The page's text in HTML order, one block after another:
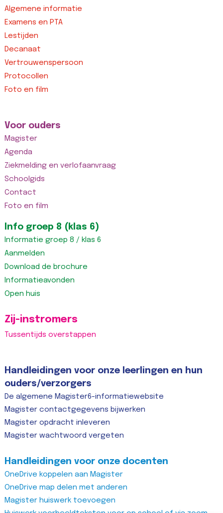
Algemene informatie
Examens en PTA
Lestijden
Decanaat
Vertrouwenspersoon
Protocollen
Foto en film
Voor ouders
Magister
Agenda
Ziekmelding en verlofaanvraag
Schoolgids
Contact
Foto en film
Info groep 8 (klas 6)
Informatie groep 8 / klas 6
Aanmelden
Download de brochure
Informatieavonden
Open huis
Zij-instromers
Tussentijds overstappen
Handleidingen voor onze leerlingen en hun
ouders/verzorgers
De algemene Magister6-informatiewebsite
Magister contactgegevens bijwerken
Magister opdracht inleveren
Magister wachtwoord vergeten
Handleidingen voor onze docenten
OneDrive koppelen aan Magister
OneDrive map delen met anderen
Magister huiswerk toevoegen